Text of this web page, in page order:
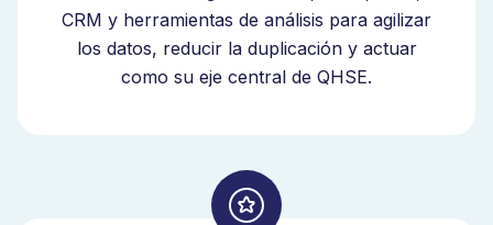
CRM y herramientas de análisis para agilizar
los datos, reducir la duplicación y actuar
como su eje central de QHSE.